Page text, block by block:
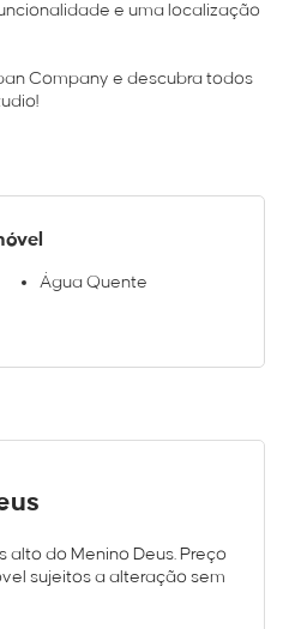
e uma localização
Company e descubra todos
Água Quente
do Menino Deus. Preço
sujeitos a alteração sem